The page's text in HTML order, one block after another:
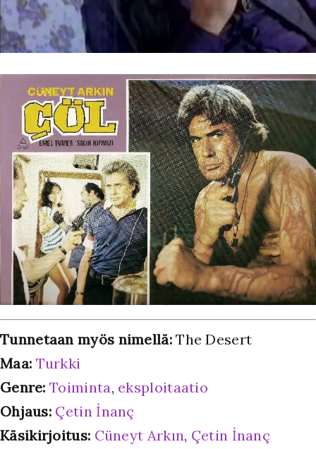
Tunnetaan myös nimellä:The Desert
Maa: Turkki
Genre: Toiminta, eksploitaatio
Ohjaus: Çetin İnanç
Käsikirjoitus: Cüneyt Arkın, Çetin İnanç